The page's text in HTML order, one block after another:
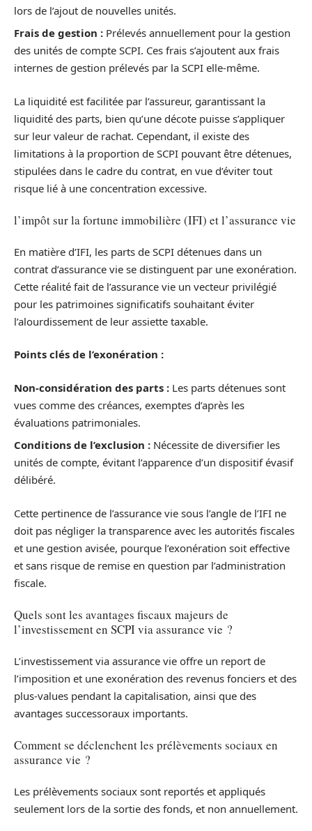
lors de l’ajout de nouvelles unités.
Frais de gestion : Prélevés annuellement pour la gestion
des unités de compte SCPI. Ces frais s’ajoutent aux frais
internes de gestion prélevés par la SCPI elle-même.
La liquidité est facilitée par l’assureur, garantissant la
liquidité des parts, bien qu’une décote puisse s’appliquer
sur leur valeur de rachat. Cependant, il existe des
limitations à la proportion de SCPI pouvant être détenues,
stipulées dans le cadre du contrat, en vue d’éviter tout
risque lié à une concentration excessive.
l’impôt sur la fortune immobilière (IFI) et l’assurance vie
En matière d’IFI, les parts de SCPI détenues dans un
contrat d’assurance vie se distinguent par une exonération.
Cette réalité fait de l’assurance vie un vecteur privilégié
pour les patrimoines significatifs souhaitant éviter
l’alourdissement de leur assiette taxable.
Points clés de l’exonération :
Non-considération des parts : Les parts détenues sont
vues comme des créances, exemptes d’après les
évaluations patrimoniales.
Conditions de l’exclusion : Nécessite de diversifier les
unités de compte, évitant l’apparence d’un dispositif évasif
délibéré.
Cette pertinence de l’assurance vie sous l’angle de l’IFI ne
doit pas négliger la transparence avec les autorités fiscales
et une gestion avisée, pourque l’exonération soit effective
et sans risque de remise en question par l’administration
fiscale.
Quels sont les avantages fiscaux majeurs de
l’investissement en SCPI via assurance vie ?
L’investissement via assurance vie offre un report de
l’imposition et une exonération des revenus fonciers et des
plus-values pendant la capitalisation, ainsi que des
avantages successoraux importants.
Comment se déclenchent les prélèvements sociaux en
assurance vie ?
Les prélèvements sociaux sont reportés et appliqués
seulement lors de la sortie des fonds, et non annuellement.